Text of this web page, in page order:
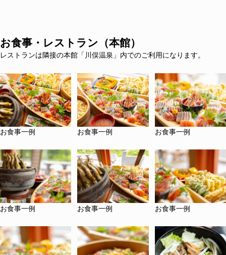
お食事・レストラン（本館）
レストランは隣接の本館「川俣温泉」内でのご利用になります。
お食事一例 お食事一例 お食事一例
お食事一例 お食事一例 お食事一例